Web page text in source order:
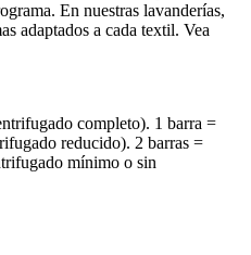
En nuestras lavanderías,
adaptados a cada textil. Vea
completo). 1 barra =
reducido). 2 barras =
mínimo o sin